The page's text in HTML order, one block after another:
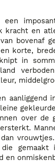
kracht en
bovenaf
korte,
in
aanliggend
over de
gemaakt
en